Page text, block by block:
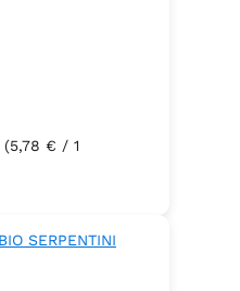
(5,78 € / 1